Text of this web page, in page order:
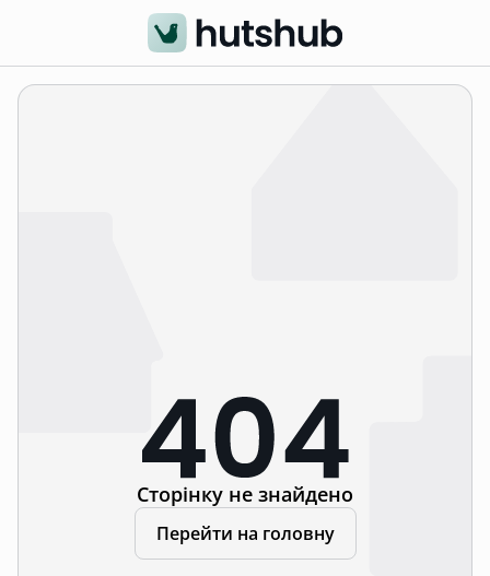
Сторінку не знайдено
Перейти на головну